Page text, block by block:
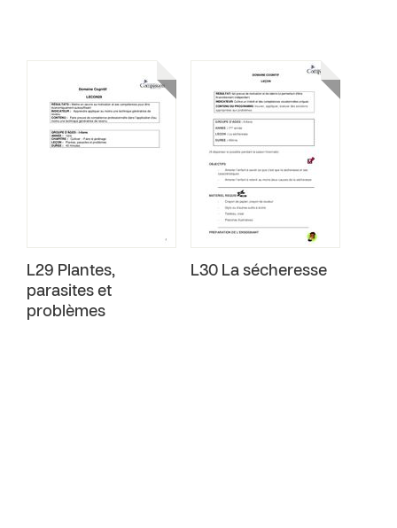
L29 Plantes,
parasites et
problèmes
L30 La sécheresse